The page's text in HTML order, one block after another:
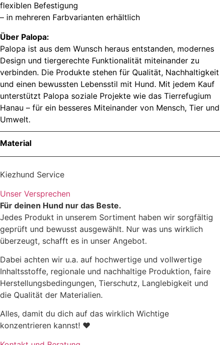
flexiblen Befestigung
– in mehreren Farbvarianten erhältlich
Über Palopa:
Palopa ist aus dem Wunsch heraus entstanden, modernes
Design und tiergerechte Funktionalität miteinander zu
verbinden. Die Produkte stehen für Qualität, Nachhaltigkeit
und einen bewussten Lebensstil mit Hund. Mit jedem Kauf
unterstützt Palopa soziale Projekte wie das Tierrefugium
Hanau – für ein besseres Miteinander von Mensch, Tier und
Umwelt.
Material
Material: 100% Polyester (recycelt)
Beschichtung: 100% Polyurethan
Futter: 100% Polyester (recycelt)
Kiezhund Service
Unser Versprechen
Für deinen Hund nur das Beste.
Jedes Produkt in unserem Sortiment haben wir sorgfältig
geprüft und bewusst ausgewählt. Nur was uns wirklich
überzeugt, schafft es in unser Angebot.
Dabei achten wir u.a. auf hochwertige und vollwertige
Inhaltsstoffe, regionale und nachhaltige Produktion, faire
Herstellungsbedingungen, Tierschutz, Langlebigkeit und
die Qualität der Materialien.
Alles, damit du dich auf das wirklich Wichtige
konzentrieren kannst! ♥